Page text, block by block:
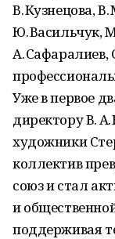
В. Кузнецова,
Ю. Васильчук,
А. Сафаралиев,
Уже в первое
директору В.
художники
коллектив
союз и стал
и
поддерживая